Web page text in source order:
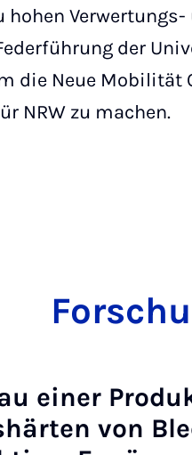
der
die Neue Mobilität
NRW zu machen.
einer
von